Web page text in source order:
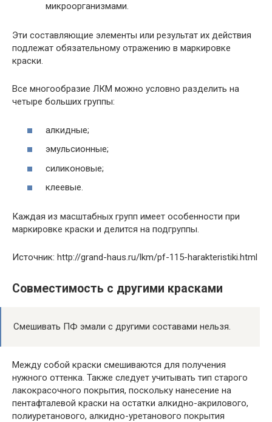
микроорганизмами.
Эти составляющие элементы или результат их действия
подлежат обязательному отражению в маркировке
краски.
Все многообразие ЛКМ можно условно разделить на
четыре больших группы:
алкидные;
эмульсионные;
силиконовые;
клеевые.
Каждая из масштабных групп имеет особенности при
маркировке краски и делится на подгруппы.
Источник: http://grand-haus.ru/lkm/pf-115-harakteristiki.html
Совместимость с другими красками
Смешивать ПФ эмали с другими составами нельзя.
Между собой краски смешиваются для получения
нужного оттенка. Также следует учитывать тип старого
лакокрасочного покрытия, поскольку нанесение на
пентафталевой краски на остатки алкидно-акрилового,
полиуретанового, алкидно-уретанового покрытия